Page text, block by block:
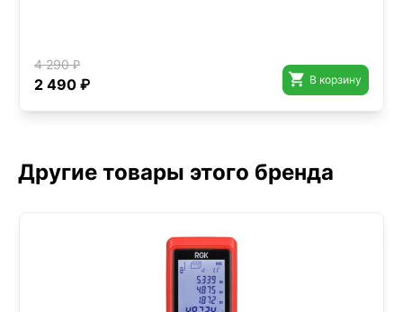
4 290 ₽
2 490 ₽  В корзину
Другие товары этого бренда